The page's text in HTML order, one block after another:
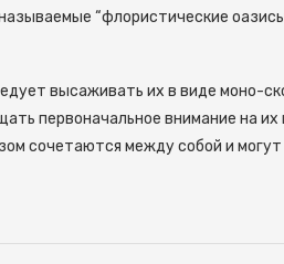
“флористические
высаживать их в виде моно-
первоначальное внимание на их
сочетаются между собой и